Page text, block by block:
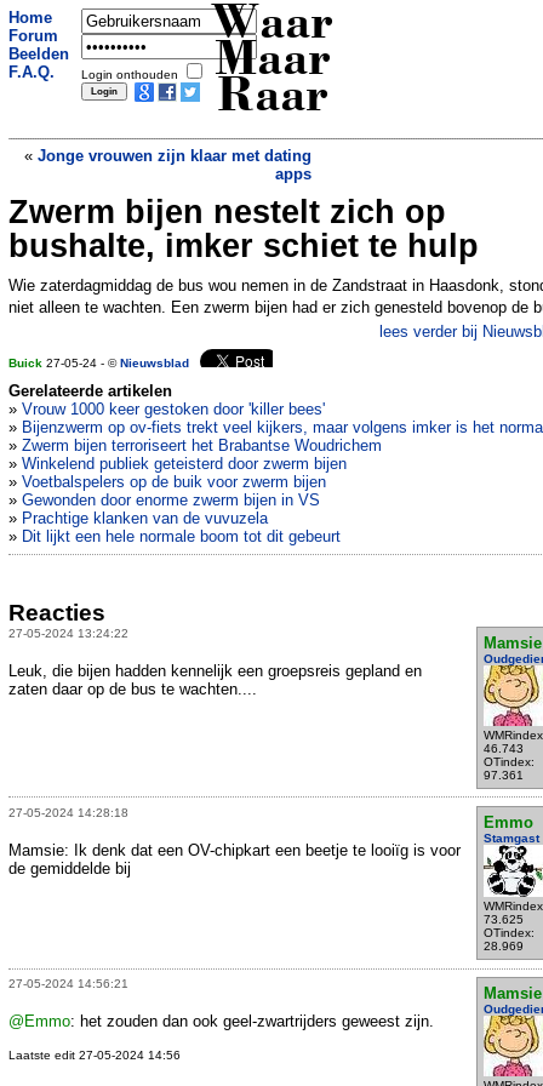
Home
Forum
Beelden
F.A.Q.
Login onthouden
Waar
Maar
Raar
« Jonge vrouwen zijn klaar met dating
apps
Kraaienpoten in omgeving Drentse
Smilde, meerdere lekke banden
Zwerm bijen nestelt zich op
bushalte, imker schiet te hulp
Wie zaterdagmiddag de bus wou nemen in de Zandstraat in Haasdonk,
niet alleen te wachten. Een zwerm bijen had er zich genesteld bovenop de
lees verder bij
Buick 27-05-24 - ©Nieuwsblad
Gerelateerde artikelen
» Vrouw 1000 keer gestoken door 'killer bees'
» Bijenzwerm op ov-fiets trekt veel kijkers, maar volgens imker is het
» Zwerm bijen terroriseert het Brabantse Woudrichem
» Winkelend publiek geteisterd door zwerm bijen
» Voetbalspelers op de buik voor zwerm bijen
» Gewonden door enorme zwerm bijen in VS
» Prachtige klanken van de vuvuzela
» Dit lijkt een hele normale boom tot dit gebeurt
Reacties
27-05-2024 13:24:22
Mamsie
46.743
OTindex:
97.361
Leuk, die bijen hadden kennelijk een groepsreis gepland en
zaten daar op de bus te wachten....
27-05-2024 14:28:18
Emmo
Stamgast
73.625
OTindex:
28.969
Mamsie: Ik denk dat een OV-chipkart een beetje te looiïg is voor
de gemiddelde bij
27-05-2024 14:56:21
Mamsie
@Emmo: het zouden dan ook geel-zwartrijders geweest zijn.
Laatste edit 27-05-2024 14:56